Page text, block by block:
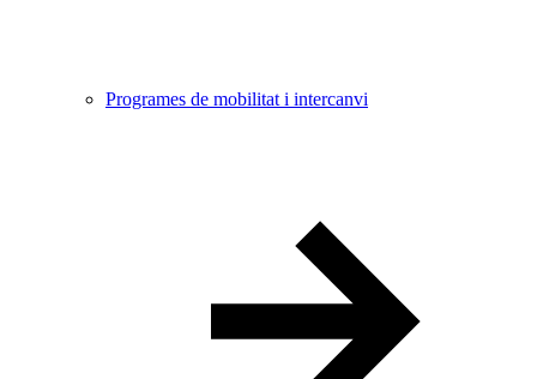
Programes de mobilitat i intercanvi